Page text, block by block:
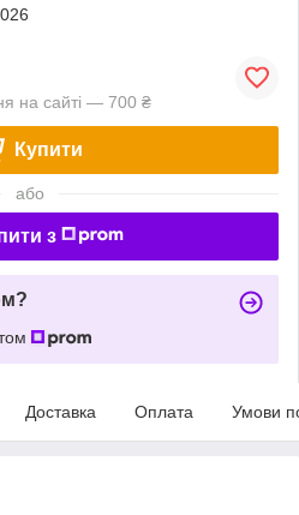
на сайті — 700 ₴
Купити
або
з
Доставка Оплата Умови